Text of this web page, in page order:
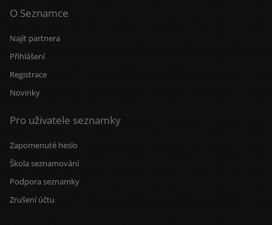
O Seznamce
Najít partnera
Přihlášení
Registrace
Novinky
Pro uživatele seznamky
Zapomenuté heslo
Škola seznamování
Podpora seznamky
Zrušení účtu